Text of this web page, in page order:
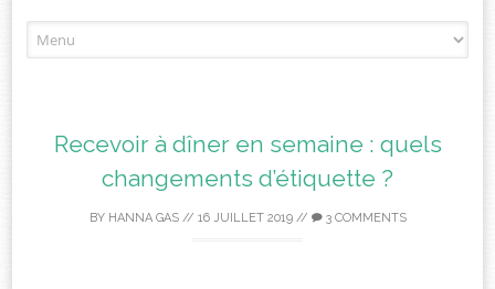
to
Recevoir à dîner en semaine : quels
changements d’étiquette ?
BY HANNA GAS// 16 JUILLET 2019// 3 COMMENTS